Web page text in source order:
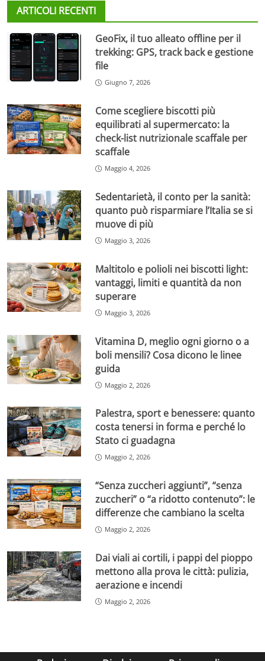
ARTICOLI RECENTI
GeoFix, il tuo alleato offline per il
trekking: GPS, track back e gestione
file
Giugno 7, 2026
Come scegliere biscotti più
equilibrati al supermercato: la
check-list nutrizionale scaffale per
scaffale
Maggio 4, 2026
Sedentarietà, il conto per la sanità:
quanto può risparmiare l’Italia se si
muove di più
Maggio 3, 2026
Maltitolo e polioli nei biscotti light:
vantaggi, limiti e quantità da non
superare
Maggio 3, 2026
Vitamina D, meglio ogni giorno o a
boli mensili? Cosa dicono le linee
guida
Maggio 2, 2026
Palestra, sport e benessere: quanto
costa tenersi in forma e perché lo
Stato ci guadagna
Maggio 2, 2026
“Senza zuccheri aggiunti”, “senza
zuccheri” o “a ridotto contenuto”: le
differenze che cambiano la scelta
Maggio 2, 2026
Dai viali ai cortili, i pappi del pioppo
mettono alla prova le città: pulizia,
aerazione e incendi
Maggio 2, 2026